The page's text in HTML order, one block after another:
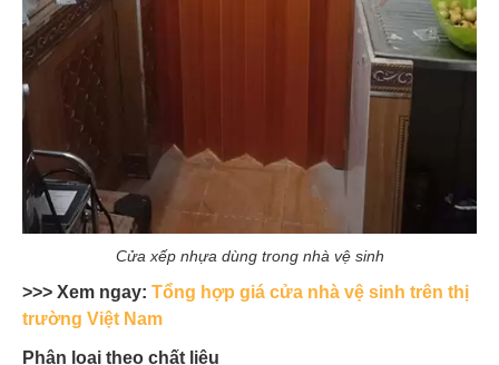
Cửa xếp nhựa dùng trong nhà vệ sinh
>>> Xem ngay: Tổng hợp giá cửa nhà vệ sinh trên thị
trường Việt Nam
Phân loại theo chất liệu